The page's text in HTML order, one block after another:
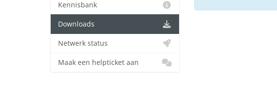
Kennisbank
Downloads
Netwerk status
Maak een helpticket aan